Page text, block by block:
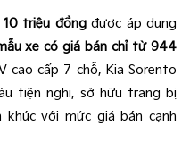
triệu đồngđược áp dụng
xe có giá bán chỉ từ 944
cao cấp 7 chỗ, Kia Sorento
tiện nghi, sở hữu trang bị
khúc với mức giá bán cạnh